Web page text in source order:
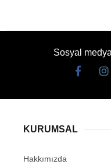
Sosyal
KURUMSAL
Hakkımızda